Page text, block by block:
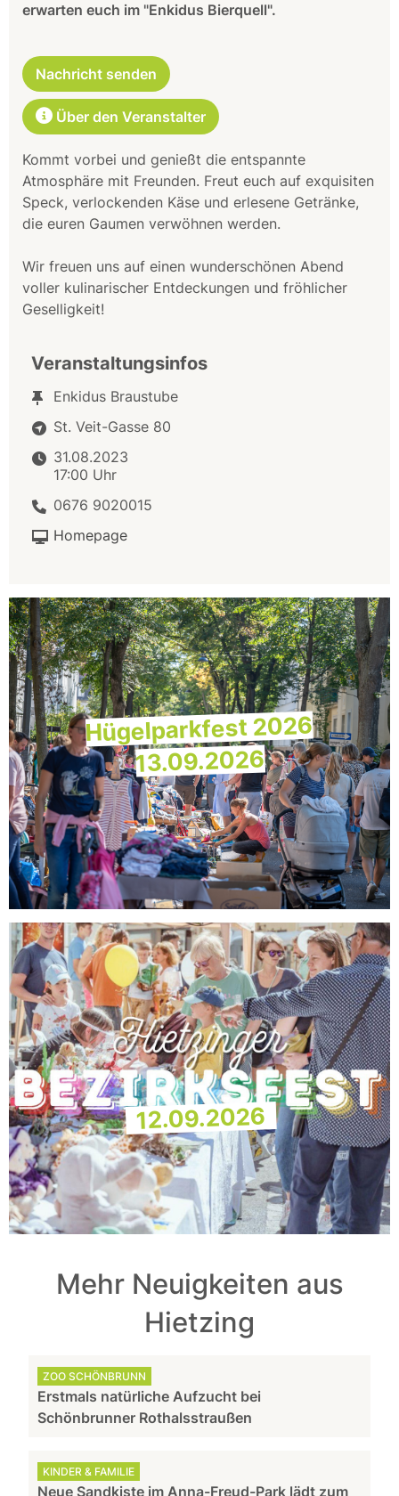
erwarten euch im "Enkidus Bierquell".
Nachricht senden
Über den Veranstalter
Kommt vorbei und genießt die entspannte
Atmosphäre mit Freunden. Freut euch auf exquisiten
Speck, verlockenden Käse und erlesene Getränke,
die euren Gaumen verwöhnen werden.
Wir freuen uns auf einen wunderschönen Abend
voller kulinarischer Entdeckungen und fröhlicher
Geselligkeit!
Veranstaltungsinfos
Enkidus Braustube
St. Veit-Gasse 80
31.08.2023
17:00 Uhr
0676 9020015
Homepage
Hügelparkfest 2026
13.09.2026
12.09.2026
Mehr Neuigkeiten aus
Hietzing
ZOO SCHÖNBRUNN
Erstmals natürliche Aufzucht bei
Schönbrunner Rothalsstraußen
KINDER & FAMILIE
Neue Sandkiste im Anna-Freud-Park lädt zum